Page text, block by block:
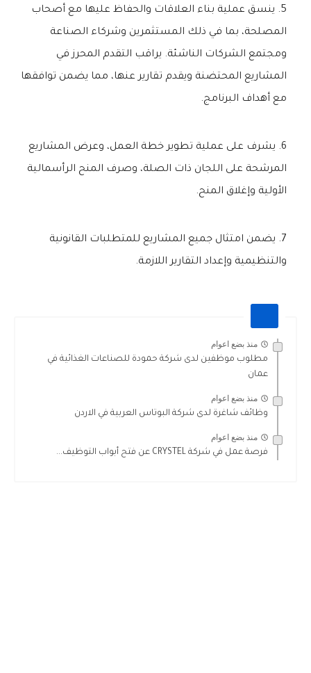
ينسق عملية بناء العلاقات والحفاظ عليها مع أصحاب
المصلحة، بما في ذلك المستثمرين وشركاء الصناعة
ومجتمع الشركات الناشئة. يراقب التقدم المحرز في
المشاريع المحتضنة ويقدم تقارير عنها، مما يضمن توافقها
مع أهداف البرنامج.
يشرف على عملية تطوير خطة العمل، وعرض المشاريع
المرشحة على اللجان ذات الصلة، وصرف المنح الرأسمالية
الأولية وإغلاق المنح.
يضمن امتثال جميع المشاريع للمتطلبات القانونية
والتنظيمية وإعداد التقارير اللازمة.
منذ بضع اعوام
مطلوب موظفين لدى شركة حمودة للصناعات الغذائية في
عمان
منذ بضع اعوام
وظائف شاغرة لدى شركة البوتاس العربية في الاردن
منذ بضع اعوام
فرصة عمل في شركة CRYSTEL عن فتح أبواب التوظيف...